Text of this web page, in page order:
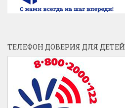
ТЕЛЕФОН ДОВЕРИЯ ДЛЯ ДЕТЕЙ